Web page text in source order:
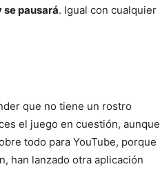
pausará. Igual con cualquier
que no tiene un rostro
el juego en cuestión, aunque
todo para YouTube, porque
han lanzado otra aplicación